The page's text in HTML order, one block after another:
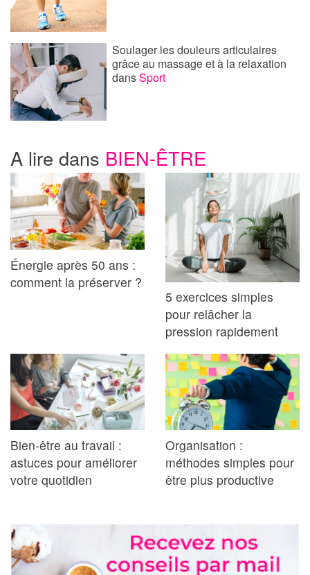
Soulager les douleurs articulaires
grâce au massage et à la relaxation
dansSport
A lire dans BIEN-ÊTRE
Énergie après 50 ans :
comment la préserver ?
5 exercices simples
pour relâcher la
pression rapidement
Bien-être au travail :
astuces pour améliorer
votre quotidien
Organisation :
méthodes simples pour
être plus productive